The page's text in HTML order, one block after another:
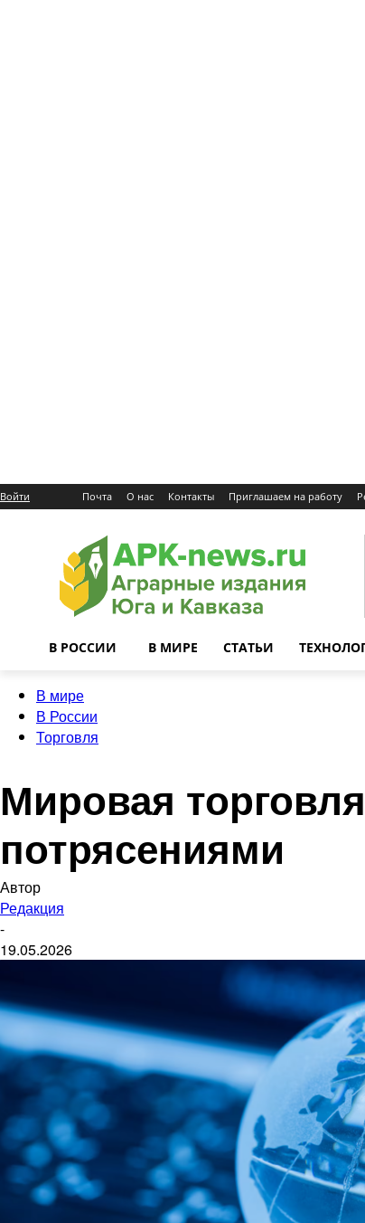
Войти Почта О нас Контакты Приглашаем на работу
В РОССИИ В МИРЕ СТАТЬИ
В мире
В России
Торговля
Мировая
потрясениями
Автор
Редакция
-
19.05.2026